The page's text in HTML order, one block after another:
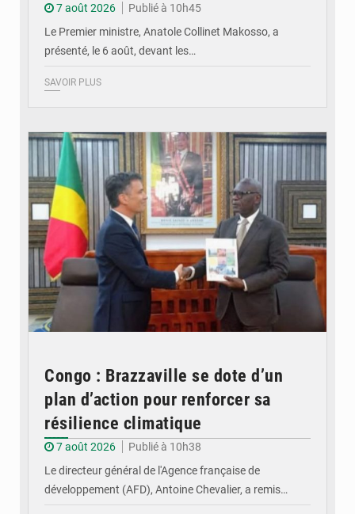
7 août 2026
Publié à 10h45
Le Premier ministre, Anatole Collinet Makosso, a
présenté, le 6 août, devant les…
SAVOIR PLUS
Congo : Brazzaville se dote d’un
plan d’action pour renforcer sa
résilience climatique
7 août 2026
Publié à 10h38
Le directeur général de l'Agence française de
développement (AFD), Antoine Chevalier, a remis…